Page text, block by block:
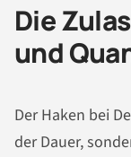
Die
und
Der Haken bei
der Dauer,